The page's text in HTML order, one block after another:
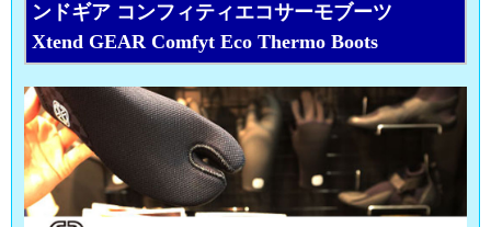
ンドギア コンフィティエコサーモブーツ
Xtend GEAR Comfyt Eco Thermo Boots